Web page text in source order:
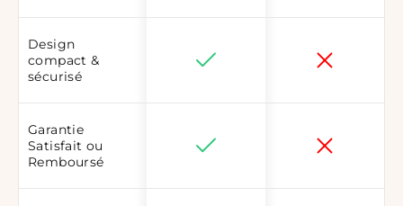
Design
compact &
sécurisé
Garantie
Satisfait ou
Remboursé